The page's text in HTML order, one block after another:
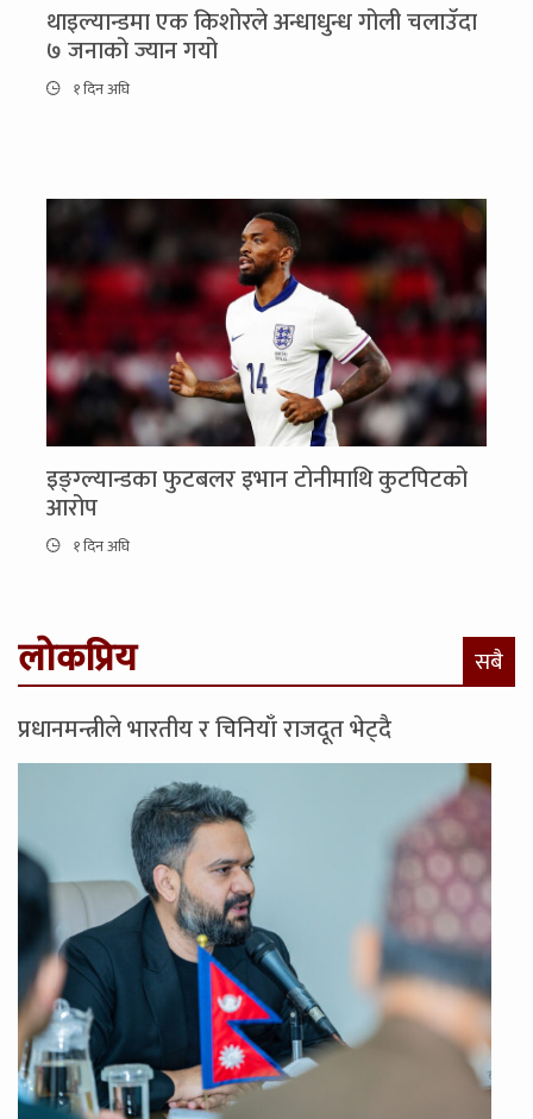
थाइल्यान्डमा एक किशोरले अन्धाधुन्ध गोली चलाउँदा
७ जनाको ज्यान गयो
१ दिन अघि
इङ्ग्ल्यान्डका फुटबलर इभान टोनीमाथि कुटपिटको
आरोप
१ दिन अघि
लोकप्रिय सबै
प्रधानमन्त्रीले भारतीय र चिनियाँ राजदूत भेट्दै